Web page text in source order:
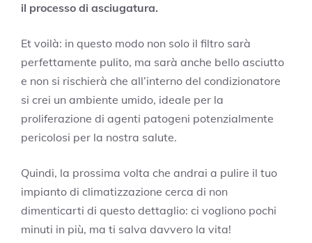
il processo di asciugatura.
Et voilà: in questo modo non solo il filtro sarà
perfettamente pulito, ma sarà anche bello asciutto
e non si rischierà che all’interno del condizionatore
si crei un ambiente umido, ideale per la
proliferazione di agenti patogeni potenzialmente
pericolosi per la nostra salute.
Quindi, la prossima volta che andrai a pulire il tuo
impianto di climatizzazione cerca di non
dimenticarti di questo dettaglio: ci vogliono pochi
minuti in più, ma ti salva davvero la vita!